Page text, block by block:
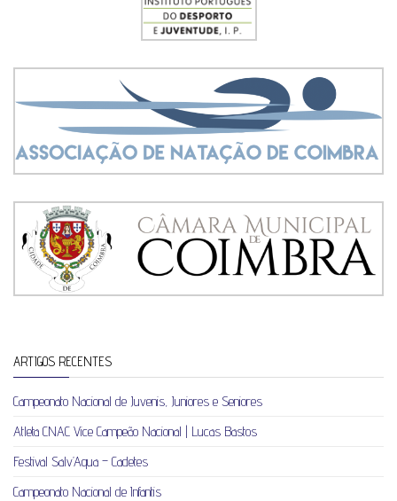
ARTIGOS RECENTES
Campeonato Nacional de Juvenis, Juniores e Seniores
Atleta CNAC Vice Campeão Nacional | Lucas Bastos
Festival Salv’Aqua – Cadetes
Campeonato Nacional de Infantis